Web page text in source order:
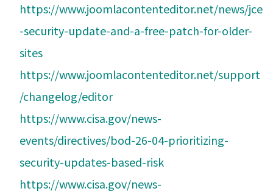
https://www.joomlacontenteditor.net/news/jce
-security-update-and-a-free-patch-for-older-
sites
https://www.joomlacontenteditor.net/support
/changelog/editor
https://www.cisa.gov/news-
events/directives/bod-26-04-prioritizing-
security-updates-based-risk
https://www.cisa.gov/news-